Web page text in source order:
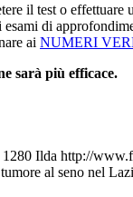
il test o
di
ai NUMERI
sarà più efficace.
1280 Ilda http://
al seno nel